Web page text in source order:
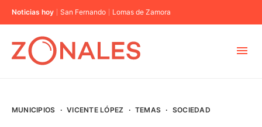
Noticias hoy San Fernando Lomas de Zamora
MUNICIPIOS · VICENTE LÓPEZ · TEMAS · SOCIEDAD